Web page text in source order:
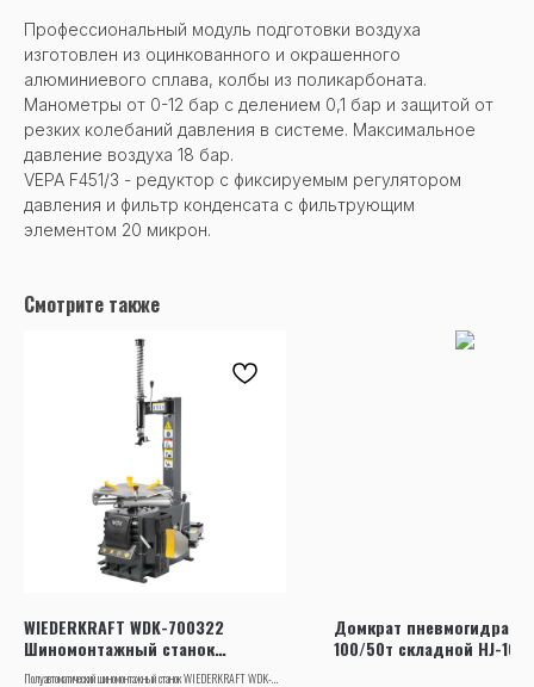
Профессиональный модуль подготовки воздуха
изготовлен из оцинкованного и окрашенного
алюминиевого сплава, колбы из поликарбоната.
Манометры от 0-12 бар с делением 0,1 бар и защитой от
резких колебаний давления в системе. Максимальное
давление воздуха 18 бар.
VEPA F451/3 - редуктор с фиксируемым регулятором
давления и фильтр конденсата с фильтрующим
элементом 20 микрон.
Смотрите также
WIEDERKRAFT WDK-700322
Шиномонтажный станок
полуавтоматический , захват до
Полуавтоматический шиномонтажный станок WIEDERKRAFT WDK-
Домкрат
100/50т складной HJ-